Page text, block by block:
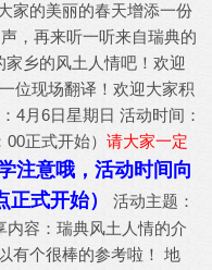
家的美丽的春天增添一份
，再来听一听来自瑞典的
乡的风土人情吧！欢迎
位现场翻译！欢迎大家积
4月6日星期日 活动时间：
正式开始） 请大家一定
注意哦，活动时间向
式开始）
活动主题：
内容：瑞典风土人情的介
有个很棒的参考啦！ 地